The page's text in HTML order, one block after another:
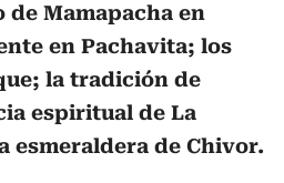
Mamapacha en
en Pachavita; los
la tradición de
espiritual de La
esmeraldera de Chivor.